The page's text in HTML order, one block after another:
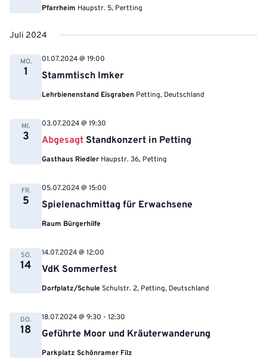
Pfarrheim Haupstr. 5, Pertting
Juli 2024
MO.
1 Stammtisch Imker
01.07.2024 @ 19:00
Lehrbienenstand Eisgraben Petting, Deutschland
MI.
3 Abgesagt Standkonzert in Petting
03.07.2024 @ 19:30
Gasthaus Riedler Haupstr. 36, Petting
FR.
5 Spielenachmittag für Erwachsene
05.07.2024 @ 15:00
Raum Bürgerhilfe
SO.
14 VdK Sommerfest
14.07.2024 @ 12:00
Dorfplatz/Schule Schulstr. 2, Petting, Deutschland
DO.
18 Geführte Moor und Kräuterwanderung
18.07.2024 @ 9:30 - 12:30
Parkplatz Schönramer Filz